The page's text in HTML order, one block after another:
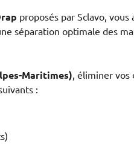
proposés par Sclavo,
séparation optimale des
Maritimes), éliminer vos
: